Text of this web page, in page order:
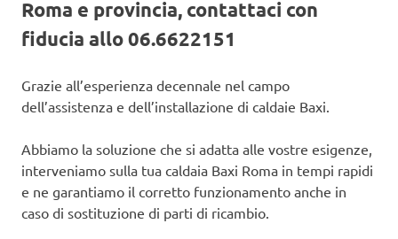
Roma e provincia, contattaci con
fiducia allo 06.6622151
Grazie all’esperienza decennale nel campo
dell’assistenza e dell’installazione di caldaie Baxi.
Abbiamo la soluzione che si adatta alle vostre esigenze,
interveniamo sulla tua caldaia Baxi Roma in tempi rapidi
e ne garantiamo il corretto funzionamento anche in
caso di sostituzione di parti di ricambio.